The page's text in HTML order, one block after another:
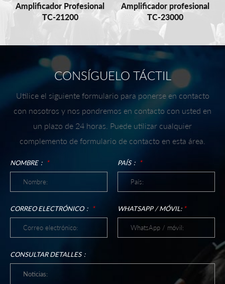
Amplificador Profesional
TC-21200
Amplificador profesional
TC-23000
CONSÍGUELO TÁCTIL
Utilice el siguiente formulario para ponerse en contacto
con nosotros y nos pondremos en contacto con usted en
un plazo de 24 horas. Puede utilizar cualquier
complemento de formulario de contacto en esta área.
NOMBRE： * PAÍS： *
CORREO ELECTRÓNICO： * WHATSAPP / MÓVIL: *
CONSULTAR DETALLES：